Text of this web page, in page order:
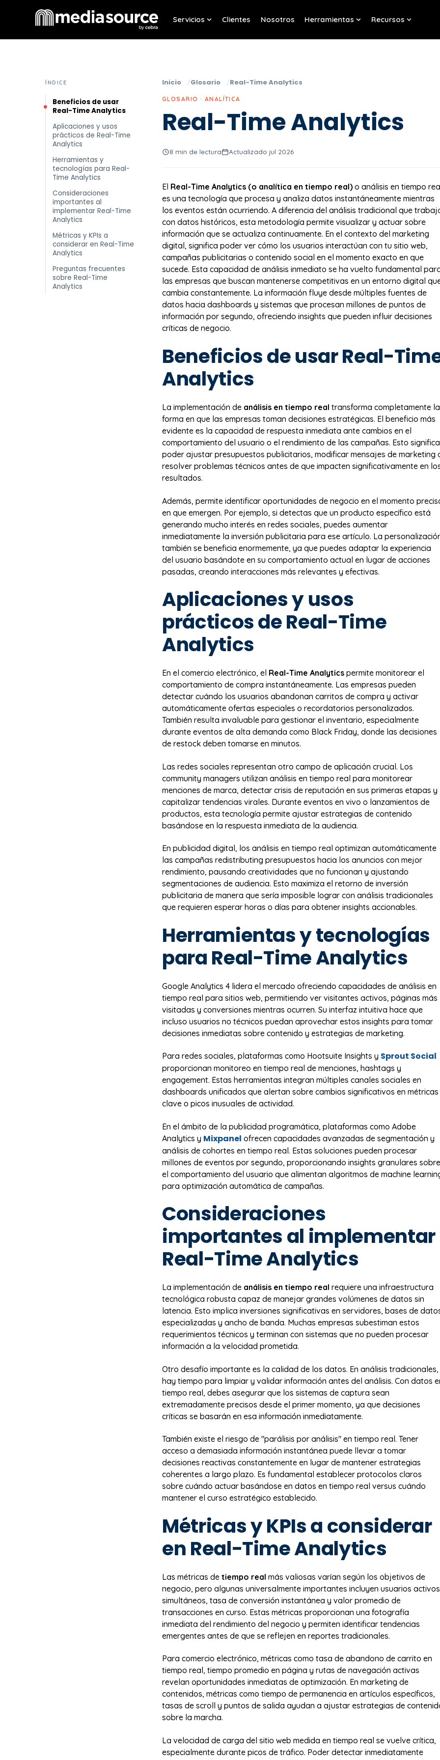
Servicios
Show submenu for Servicios
Clientes Nosotros Herramientas
Show submenu for
Recursos
ÍNDICE
Beneficios de usar
Real-Time Analytics
Aplicaciones y usos
prácticos de Real-Time
Analytics
Herramientas y
tecnologías para Real-
Time Analytics
Consideraciones
importantes al
implementar Real-Time
Analytics
Métricas y KPIs a
considerar en Real-Time
Analytics
Preguntas frecuentes
sobre Real-Time
Analytics
Inicio Glosario Real-Time Analytics
GLOSARIO · ANALÍTICA
Real-Time Analytics
8 min de lectura Actualizado jul 2026
El Real-Time Analytics (o analítica en tiempo real) o análisis en tiempo
es una tecnología que procesa y analiza datos instantáneamente mientras
los eventos están ocurriendo. A diferencia del análisis tradicional que
con datos históricos, esta metodología permite visualizar y actuar sobre
información que se actualiza continuamente. En el contexto del marketing
digital, significa poder ver cómo los usuarios interactúan con tu sitio web,
campañas publicitarias o contenido social en el momento exacto en que
sucede. Esta capacidad de análisis inmediato se ha vuelto fundamental
las empresas que buscan mantenerse competitivas en un entorno digital
cambia constantemente. La información fluye desde múltiples fuentes de
datos hacia dashboards y sistemas que procesan millones de puntos de
información por segundo, ofreciendo insights que pueden influir decisiones
críticas de negocio.
Beneficios de usar Real-
Analytics
La implementación de análisis en tiempo real transforma completamente la
forma en que las empresas toman decisiones estratégicas. El beneficio más
evidente es la capacidad de respuesta inmediata ante cambios en el
comportamiento del usuario o el rendimiento de las campañas. Esto significa
poder ajustar presupuestos publicitarios, modificar mensajes de marketing
resolver problemas técnicos antes de que impacten significativamente en
resultados.
Además, permite identificar oportunidades de negocio en el momento
en que emergen. Por ejemplo, si detectas que un producto específico está
generando mucho interés en redes sociales, puedes aumentar
inmediatamente la inversión publicitaria para ese artículo. La
también se beneficia enormemente, ya que puedes adaptar la experiencia
del usuario basándote en su comportamiento actual en lugar de acciones
pasadas, creando interacciones más relevantes y efectivas.
Aplicaciones y usos
prácticos de Real-Time
Analytics
En el comercio electrónico, el Real-Time Analytics permite monitorear el
comportamiento de compra instantáneamente. Las empresas pueden
detectar cuándo los usuarios abandonan carritos de compra y activar
automáticamente ofertas especiales o recordatorios personalizados.
También resulta invaluable para gestionar el inventario, especialmente
durante eventos de alta demanda como Black Friday, donde las decisiones
de restock deben tomarse en minutos.
Las redes sociales representan otro campo de aplicación crucial. Los
community managers utilizan análisis en tiempo real para monitorear
menciones de marca, detectar crisis de reputación en sus primeras etapas y
capitalizar tendencias virales. Durante eventos en vivo o lanzamientos de
productos, esta tecnología permite ajustar estrategias de contenido
basándose en la respuesta inmediata de la audiencia.
En publicidad digital, los análisis en tiempo real optimizan automáticamente
las campañas redistributing presupuestos hacia los anuncios con mejor
rendimiento, pausando creatividades que no funcionan y ajustando
segmentaciones de audiencia. Esto maximiza el retorno de inversión
publicitaria de manera que sería imposible lograr con análisis tradicionales
que requieren esperar horas o días para obtener insights accionables.
Herramientas y tecnologías
para Real-Time Analytics
Google Analytics 4 lidera el mercado ofreciendo capacidades de análisis en
tiempo real para sitios web, permitiendo ver visitantes activos, páginas más
visitadas y conversiones mientras ocurren. Su interfaz intuitiva hace que
incluso usuarios no técnicos puedan aprovechar estos insights para tomar
decisiones inmediatas sobre contenido y estrategias de marketing.
Para redes sociales, plataformas como Hootsuite Insights y Sprout Social
proporcionan monitoreo en tiempo real de menciones, hashtags y
engagement. Estas herramientas integran múltiples canales sociales en
dashboards unificados que alertan sobre cambios significativos en métricas
clave o picos inusuales de actividad.
En el ámbito de la publicidad programática, plataformas como Adobe
Analytics y Mixpanel ofrecen capacidades avanzadas de segmentación y
análisis de cohortes en tiempo real. Estas soluciones pueden procesar
millones de eventos por segundo, proporcionando insights granulares sobre
el comportamiento del usuario que alimentan algoritmos de machine
para optimización automática de campañas.
Consideraciones
importantes al implementar
Real-Time Analytics
La implementación de análisis en tiempo real requiere una infraestructura
tecnológica robusta capaz de manejar grandes volúmenes de datos sin
latencia. Esto implica inversiones significativas en servidores, bases de
especializadas y ancho de banda. Muchas empresas subestiman estos
requerimientos técnicos y terminan con sistemas que no pueden procesar
información a la velocidad prometida.
Otro desafío importante es la calidad de los datos. En análisis tradicionales,
hay tiempo para limpiar y validar información antes del análisis. Con datos
tiempo real, debes asegurar que los sistemas de captura sean
extremadamente precisos desde el primer momento, ya que decisiones
críticas se basarán en esa información inmediatamente.
También existe el riesgo de "parálisis por análisis" en tiempo real. Tener
acceso a demasiada información instantánea puede llevar a tomar
decisiones reactivas constantemente en lugar de mantener estrategias
coherentes a largo plazo. Es fundamental establecer protocolos claros
sobre cuándo actuar basándose en datos en tiempo real versus cuándo
mantener el curso estratégico establecido.
Métricas y KPIs a considerar
en Real-Time Analytics
Las métricas de tiempo real más valiosas varían según los objetivos de
negocio, pero algunas universalmente importantes incluyen usuarios activos
simultáneos, tasa de conversión instantánea y valor promedio de
transacciones en curso. Estas métricas proporcionan una fotografía
inmediata del rendimiento del negocio y permiten identificar tendencias
emergentes antes de que se reflejen en reportes tradicionales.
Para comercio electrónico, métricas como tasa de abandono de carrito en
tiempo real, tiempo promedio en página y rutas de navegación activas
revelan oportunidades inmediatas de optimización. En marketing de
contenidos, métricas como tiempo de permanencia en artículos específicos,
tasas de scroll y puntos de salida ayudan a ajustar estrategias de
sobre la marcha.
La velocidad de carga del sitio web medida en tiempo real se vuelve crítica,
especialmente durante picos de tráfico. Poder detectar inmediatamente